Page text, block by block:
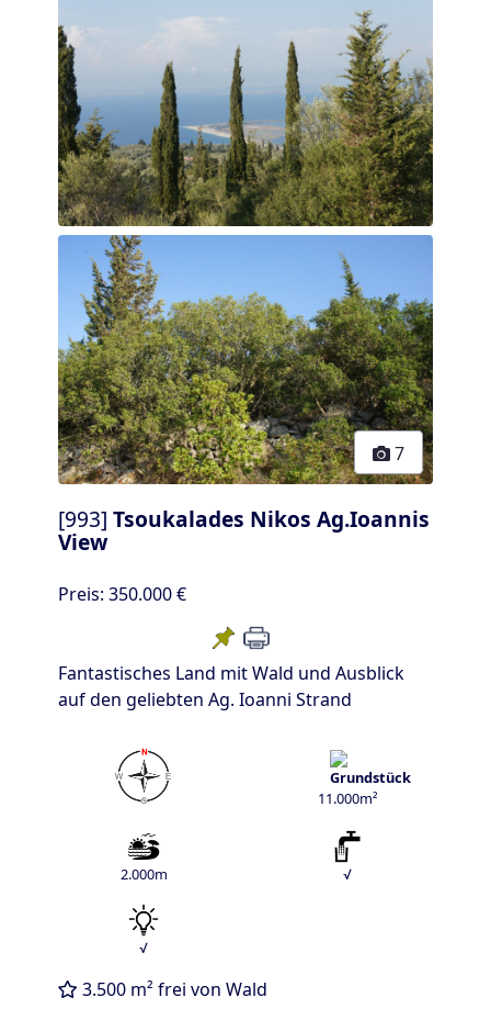
7
[993] Tsoukalades Nikos Ag.Ioannis
View
Preis: 350.000 €
Fantastisches Land mit Wald und Ausblick
auf den geliebten Ag. Ioanni Strand
11.000m²
2.000m √
√
3.500 m² frei von Wald